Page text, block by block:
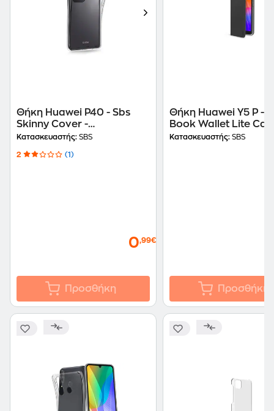
Θήκη Huawei P40 - Sbs
Skinny Cover -
Transparent
Κατασκευαστής: SBS
2 (1)
0,99€
Προσθήκη
Θήκη Huawei Υ5 P -
Book Wallet Lite
Black
Κατασκευαστής: SBS
Προσθήκη